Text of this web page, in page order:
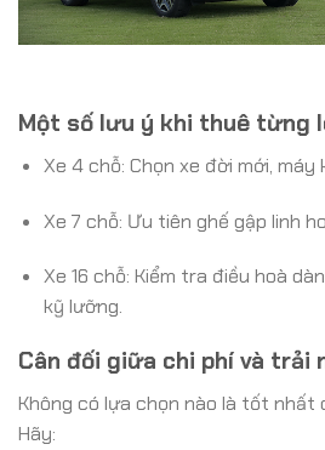
Một số lưu ý khi thuê từng
Xe 4 chỗ: Chọn xe đời mới, máy
Xe 7 chỗ: Ưu tiên ghế gập linh
Xe 16 chỗ: Kiểm tra điều hoà
kỹ lưỡng.
Cân đối giữa chi phí và trải
Không có lựa chọn nào là tốt nhất
Hãy: